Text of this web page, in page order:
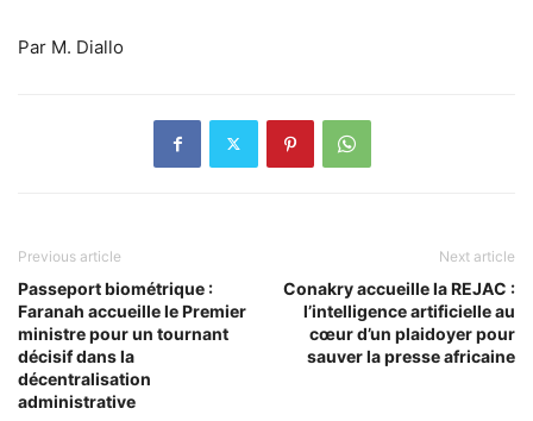
Par M. Diallo
Previous article
Passeport biométrique :
Faranah accueille le Premier
ministre pour un tournant
décisif dans la
décentralisation
administrative
Next article
Conakry accueille la REJAC :
l’intelligence artificielle au
cœur d’un plaidoyer pour
sauver la presse africaine